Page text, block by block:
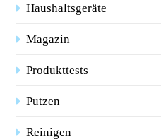
Haushaltsgeräte
Magazin
Produkttests
Putzen
Reinigen